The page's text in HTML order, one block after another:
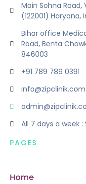
Main Sohna
(122001) Haryana,
Bihar office
Road, Benta
846003
+91 789 789 0391
info@zipclinik.com
All 7 days a week :
PAGES
Home